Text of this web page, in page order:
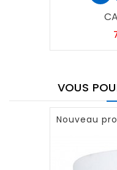
VOUS
Nouveau